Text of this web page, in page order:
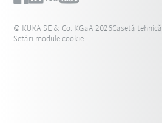
© KUKA SE & Co. KGaA 2026Casetă tehnică
Setări module cookie